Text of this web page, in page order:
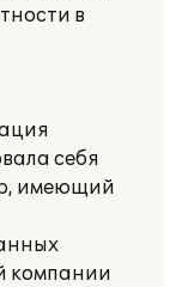
в
себя
имеющий
компании